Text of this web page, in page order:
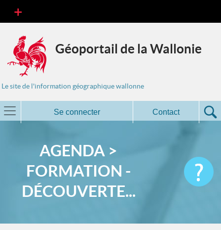
Géoportail de la Wallonie
Le site de l'information géographique wallonne
Se connecter Contact
AGENDA >
FORMATION -
DÉCOUVERTE...